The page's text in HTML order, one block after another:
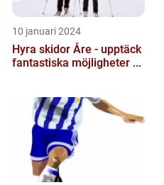
10 januari 2024
Hyra skidor Åre - upptäck
fantastiska möjligheter ...